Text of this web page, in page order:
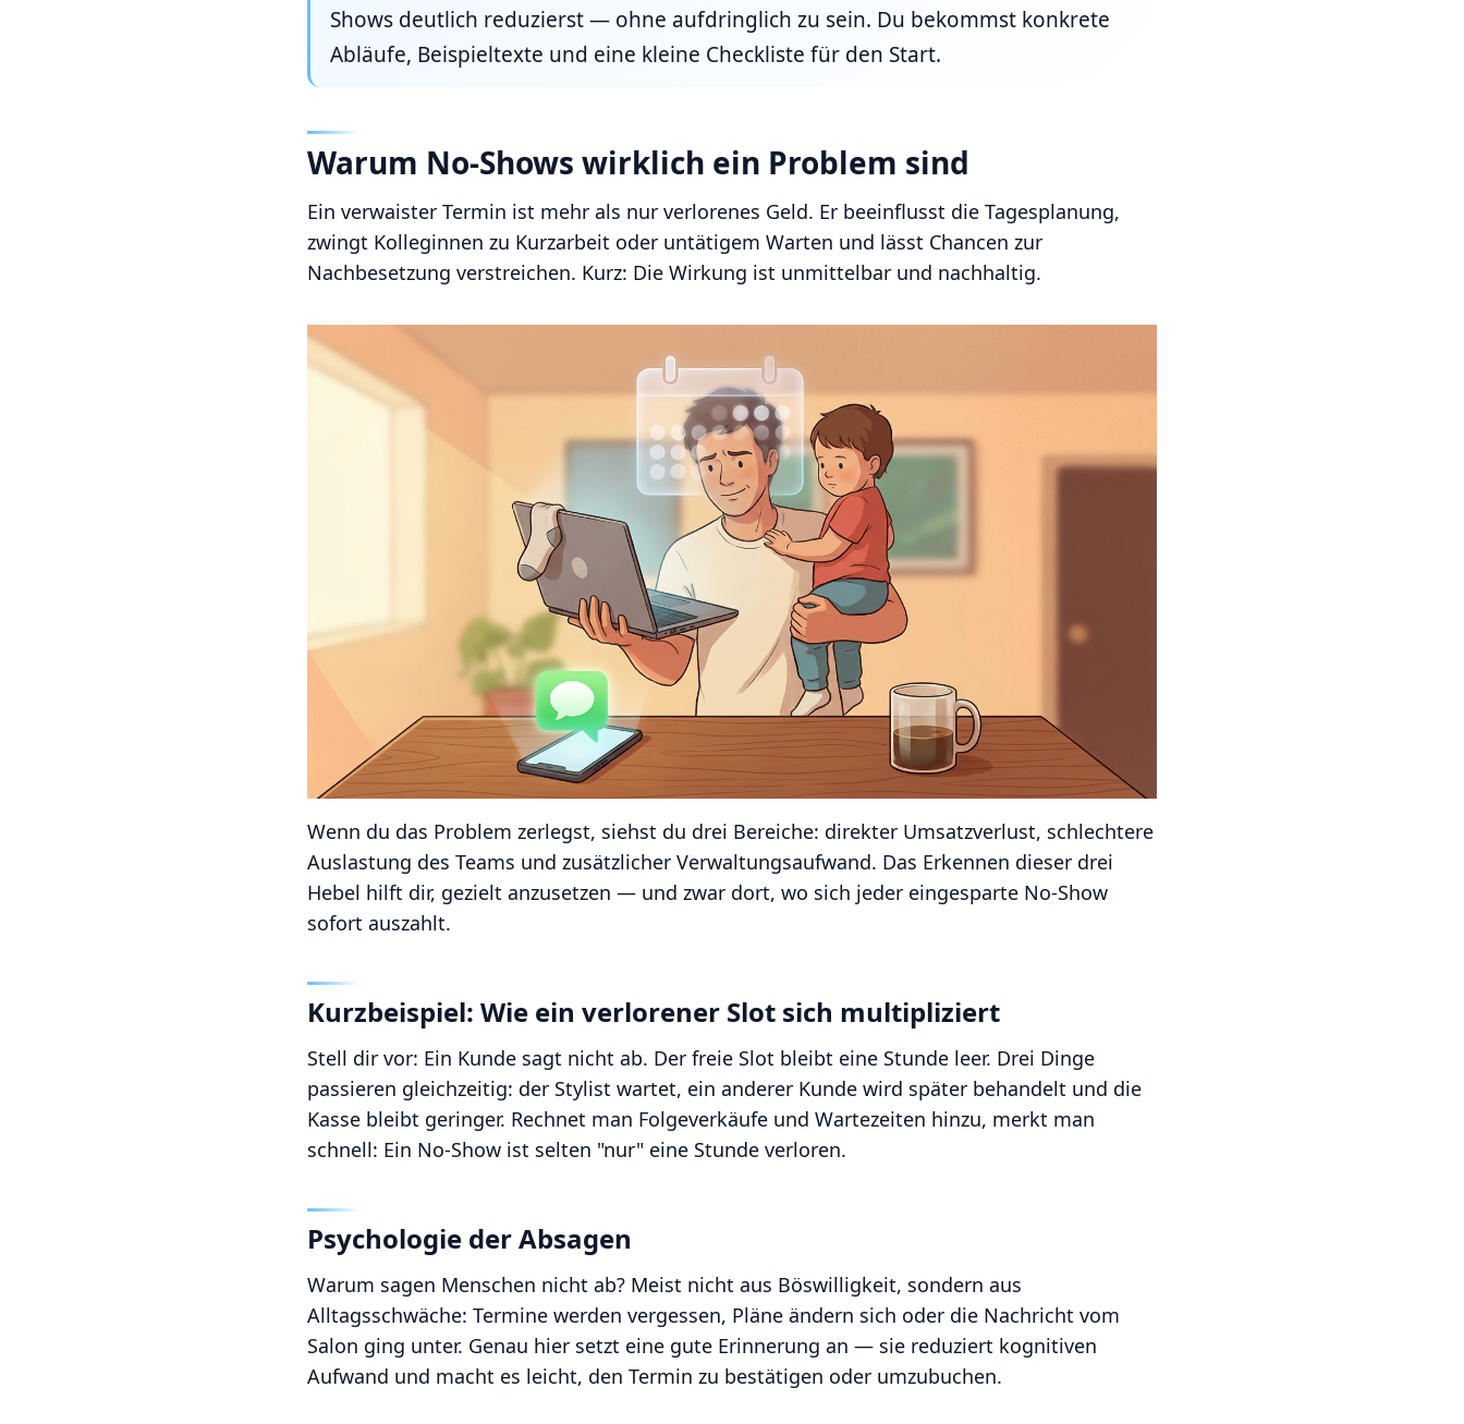
Shows deutlich reduzierst — ohne aufdringlich zu sein. Du bekommst konkrete
Abläufe, Beispieltexte und eine kleine Checkliste für den Start.
Warum No-Shows wirklich ein Problem sind
Ein verwaister Termin ist mehr als nur verlorenes Geld. Er beeinflusst die Tagesplanung,
zwingt Kolleginnen zu Kurzarbeit oder untätigem Warten und lässt Chancen zur
Nachbesetzung verstreichen. Kurz: Die Wirkung ist unmittelbar und nachhaltig.
Wenn du das Problem zerlegst, siehst du drei Bereiche: direkter Umsatzverlust, schlechtere
Auslastung des Teams und zusätzlicher Verwaltungsaufwand. Das Erkennen dieser drei
Hebel hilft dir, gezielt anzusetzen — und zwar dort, wo sich jeder eingesparte No-Show
sofort auszahlt.
Kurzbeispiel: Wie ein verlorener Slot sich multipliziert
Stell dir vor: Ein Kunde sagt nicht ab. Der freie Slot bleibt eine Stunde leer. Drei Dinge
passieren gleichzeitig: der Stylist wartet, ein anderer Kunde wird später behandelt und die
Kasse bleibt geringer. Rechnet man Folgeverkäufe und Wartezeiten hinzu, merkt man
schnell: Ein No-Show ist selten "nur" eine Stunde verloren.
Psychologie der Absagen
Warum sagen Menschen nicht ab? Meist nicht aus Böswilligkeit, sondern aus
Alltagsschwäche: Termine werden vergessen, Pläne ändern sich oder die Nachricht vom
Salon ging unter. Genau hier setzt eine gute Erinnerung an — sie reduziert kognitiven
Aufwand und macht es leicht, den Termin zu bestätigen oder umzubuchen.